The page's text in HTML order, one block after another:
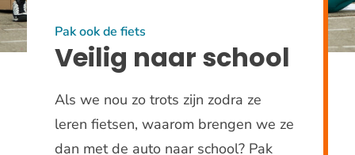
Veilig naar school
Pak ook de fiets
Als we nou zo trots zijn zodra ze
leren fietsen, waarom brengen we ze
dan met de auto naar school? Pak